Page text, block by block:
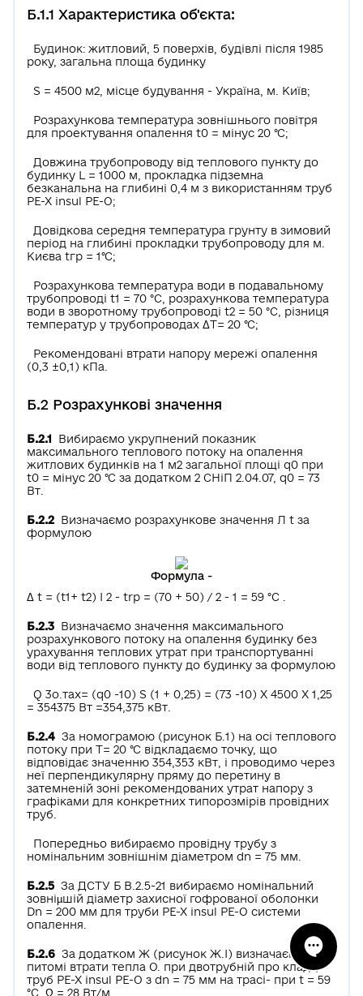
Б.1.1 Характеристика об'єкта:
Будинок: житловий, 5 поверхів, будівлі після 1985
року, загальна площа будинку
S = 4500 м2, місце будування - Україна, м. Київ;
Розрахункова температура зовнішнього повітря
для проектування опалення t0 = мінус 20 °С;
Довжина трубопроводу від теплового пункту до
будинку L = 1000 м, прокладка підземна
безканальна на глибині 0,4 м з використанням труб
РЕ-Х insul РЕ-О;
Довідкова середня температура грунту в зимовий
період на глибині прокладки трубопроводу для м.
Києва tгр = 1°С;
Розрахункова температура води в подавальному
трубопроводі t1 = 70 °С, розрахункова температура
води в зворотному трубопроводі t2 = 50 °С, різниця
температур у трубопроводах ΔТ= 20 °С;
Рекомендовані втрати напору мережі опалення
(0,3 ±0,1) кПа.
Б.2 Розрахункові значення
Б.2.1
Вибираємо укрупнений показник
максимального теплового потоку на опалення
житлових будинків на 1 м2 загальної площі q0 при
t0 = мінус 20 °С за додатком 2 СНіП 2.04.07, q0 = 73
Вт.
Б.2.2 Визначаємо розрахункове значення Л t за
формулою
Формула -
Δ t = (t1+ t2) І 2 - trp = (70 + 50) / 2 - 1 = 59 °С .
Б.2.3 Визначаємо значення максимального
розрахункового потоку на опалення будинку без
урахування теплових утрат при транспортуванні
води від теплового пункту до будинку за формулою
Q 3о.тах= (q0 -10) S (1 + 0,25) = (73 -10) Х 4500 Х 1,25
= 354375 Вт =354,375 кВт.
Б.2.4 За номограмою (рисунок Б.1) на осі теплового
потоку при Т= 20 °С відкладаємо точку, що
відповідає значенню 354,353 кВт, і проводимо через
неї перпендикулярну пряму до перетину в
затемненій зоні рекомендованих утрат напору з
графіками для конкретних типорозмірів провідних
труб.
Попередньо вибираємо провідну трубу з
номінальним зовнішнім діаметром dn = 75 мм.
Б.2.5 За ДСТУ Б В.2.5-21 вибираємо номінальний
зовніµшій діаметр захисної гофрованої оболонки
Dn = 200 мм для труби РЕ-Х insul РЕ-О системи
опалення.
Б.2.6 За додатком Ж (рисунок Ж.І) визначаємо
питомі втрати тепла О. при двотрубній про­ кладці
труб РЕ-Х insul РЕ-О з dn = 75 мм на трасі- при t = 59
°С, Ω = 28 Вт/м.